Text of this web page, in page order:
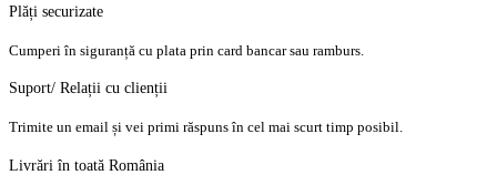
Plăți securizate
Cumperi în siguranță cu plata prin card bancar sau ramburs.
Suport/ Relații cu clienții
Trimite un email și vei primi răspuns în cel mai scurt timp posibil.
Livrări în toată România